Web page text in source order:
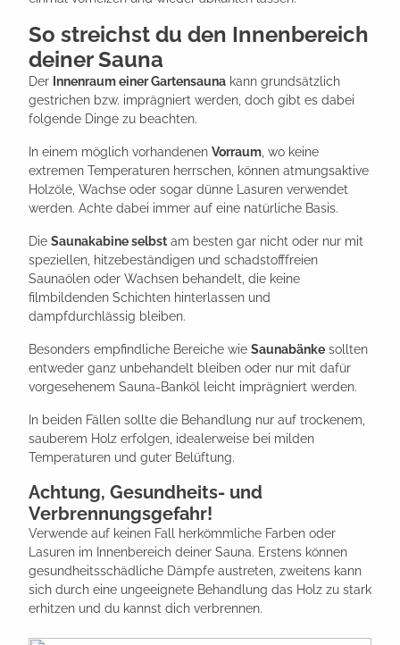
So streichst du den Innenbereich
deiner Sauna
Der Innenraum einer Gartensauna kann grundsätzlich
gestrichen bzw. imprägniert werden, doch gibt es dabei
folgende Dinge zu beachten.
In einem möglich vorhandenen Vorraum , wo keine
extremen Temperaturen herrschen, können atmungsaktive
Holzöle, Wachse oder sogar dünne Lasuren verwendet
werden. Achte dabei immer auf eine natürliche Basis.
Die Saunakabine selbst am besten gar nicht oder nur mit
speziellen, hitzebeständigen und schadstofffreien
Saunaölen oder Wachsen behandelt, die keine
filmbildenden Schichten hinterlassen und
dampfdurchlässig bleiben.
Besonders empfindliche Bereiche wie Saunabänke sollten
entweder ganz unbehandelt bleiben oder nur mit dafür
vorgesehenem Sauna-Banköl leicht imprägniert werden.
In beiden Fällen sollte die Behandlung nur auf trockenem,
sauberem Holz erfolgen, idealerweise bei milden
Temperaturen und guter Belüftung.
Achtung, Gesundheits- und
Verbrennungsgefahr!
Verwende auf keinen Fall herkömmliche Farben oder
Lasuren im Innenbereich deiner Sauna. Erstens können
gesundheitsschädliche Dämpfe austreten, zweitens kann
sich durch eine ungeeignete Behandlung das Holz zu stark
erhitzen und du kannst dich verbrennen.